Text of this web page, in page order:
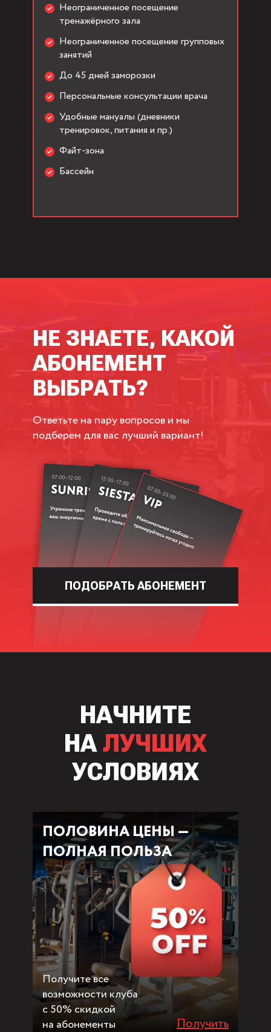
Неограниченное посещение
тренажёрного зала
Неограниченное посещение групповых
занятий
До 45 дней заморозки
Персональные консультации врача
Удобные мануалы (дневники
тренировок, питания и пр.)
Файт-зона
Бассейн
НЕ ЗНАЕТЕ, КАКОЙ
АБОНЕМЕНТ
ВЫБРАТЬ?
Ответьте на пару вопросов и мы
подберем для вас лучший вариант!
ПОДОБРАТЬ АБОНЕМЕНТ
НАЧНИТЕ
НАЛУЧШИХ
УСЛОВИЯХ
ПОЛОВИНА ЦЕНЫ —
ПОЛНАЯ ПОЛЬЗА
Получите все
возможности клуба
с 50% скидкой
на абонементы
Получить